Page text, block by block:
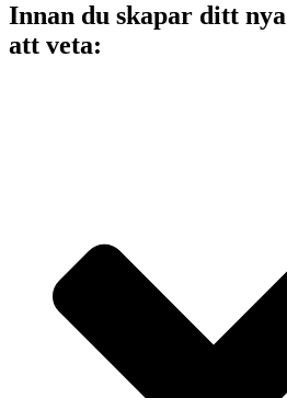
Innan du skapar ditt
att veta: